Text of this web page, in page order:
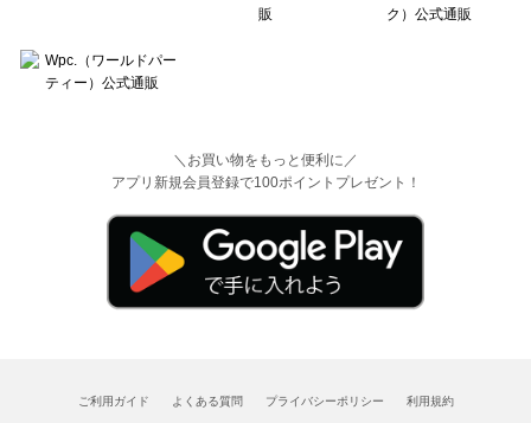
＼お買い物をもっと便利に／
アプリ新規会員登録で100ポイントプレゼント！
ご利用ガイド よくある質問 プライバシーポリシー 利用規約